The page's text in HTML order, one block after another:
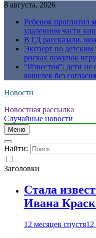
8 августа, 2026
Ребенок проглотил
удалением части
В ГД рассказали,
Эксперт по детским
рисках покупок
“Известия”: дети
кошелек без
Новости
Новостная рассылка
Случайные новости
Меню
Найти:
Заголовки
Стала
Ивана
12 месяцев спустя12